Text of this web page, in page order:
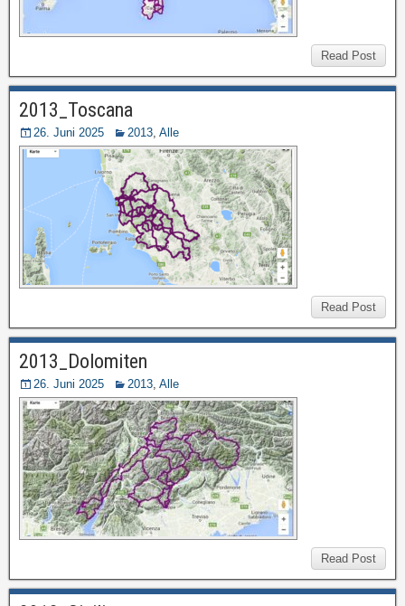
Read Post
2013_Toscana
26. Juni 2025 2013, Alle
Read Post
2013_Dolomiten
26. Juni 2025 2013, Alle
Read Post